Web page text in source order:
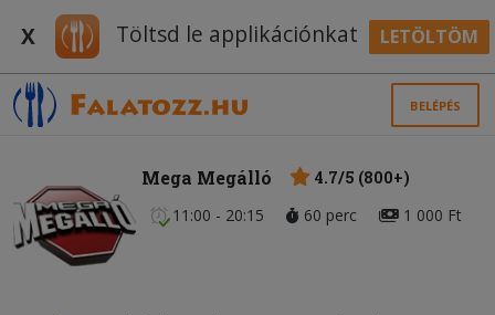
X Töltsd le applikációnkat LETÖLTÖM
BELÉPÉS
Mega Megálló
4.7/5 (800+)
11:00 - 20:15
60 perc 1 000 Ft